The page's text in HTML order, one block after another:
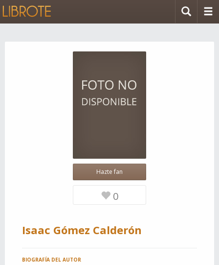
Hazte fan
0
Isaac Gómez Calderón
BIOGRAFÍA DEL AUTOR